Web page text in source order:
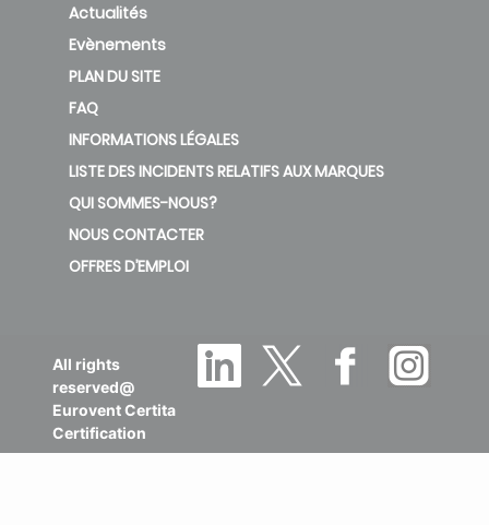
Actualités
Evènements
PLAN DU SITE
FAQ
INFORMATIONS LÉGALES
LISTE DES INCIDENTS RELATIFS AUX MARQUES
QUI SOMMES-NOUS?
NOUS CONTACTER
OFFRES D’EMPLOI
All rights
reserved@
Eurovent Certita
Certification